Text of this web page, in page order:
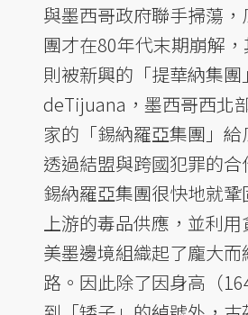
與墨西哥政府聯手掃蕩
團才在80年代末期崩解
則被新興的「提華納集團
deTijuana，墨西哥西北
家的「錫納羅亞集團」給
透過結盟與跨國犯罪的
錫納羅亞集團很快地就
上游的毒品供應，並利
美墨邊境組織起了龐大
路。因此除了因身高（